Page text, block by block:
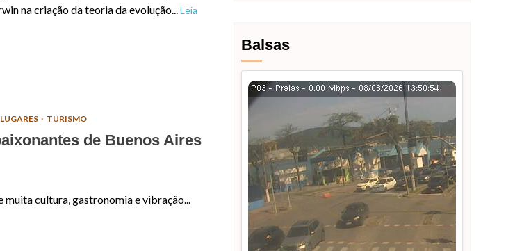
na criação da teoria da evolução... Leia
LUGARES TURISMO
de Buenos Aires
muita cultura, gastronomia e vibração...
Balsas